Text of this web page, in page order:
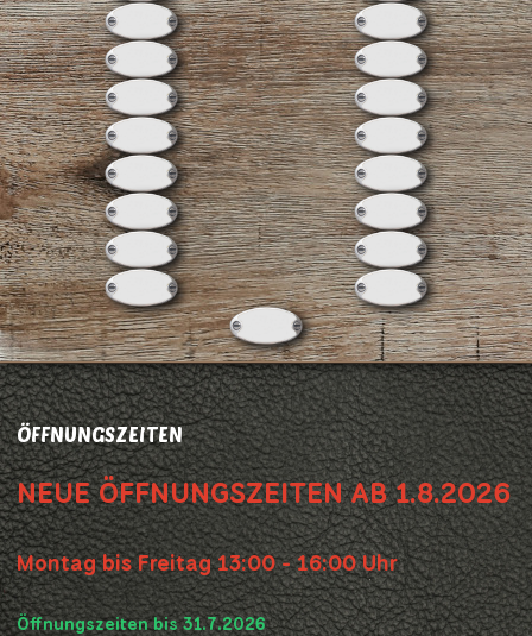
ÖFFNUNGSZEITEN
NEUE ÖFFNUNGSZEITEN AB 1.8.2026
Montag bis Freitag 13:00 - 16:00 Uhr
Öffnungszeiten bis 31.7.2026